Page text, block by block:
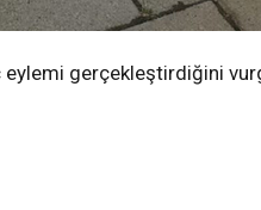
gerçekleştirdiğini